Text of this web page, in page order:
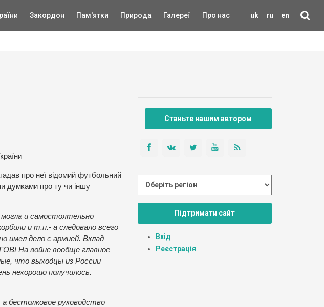
uk ru en
Закордон Пам'ятки Природа Галереї Про нас
про неї відомий футбольний
думками про ту чи іншу
и самостоятельно
и т.п.- а следовало всего
имел дело с армией. Вклад
На войне вообще главное
что выходцы из России
нехорошо получилось.
бестолковое руководство
Станьте нашим автором
Підтримати сайт
Вхід
Реєстрація